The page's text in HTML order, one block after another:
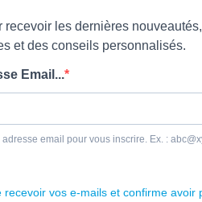
recevoir les dernières nouveautés,
et des conseils personnalisés.
Email...
email pour vous inscrire. Ex. :
recevoir vos e-mails et confirme avoir